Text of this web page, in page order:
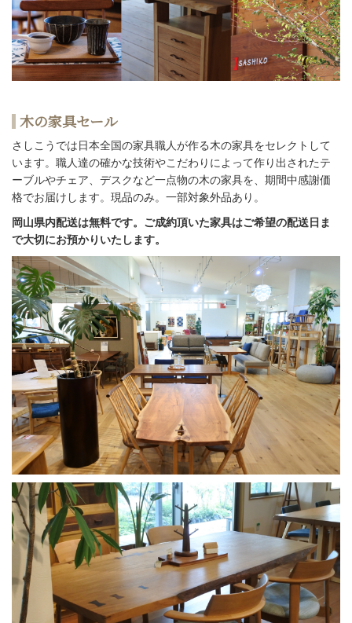
木の家具セール
さしこうでは日本全国の家具職人が作る木の家具をセレクトして
います。職人達の確かな技術やこだわりによって作り出されたテ
ーブルやチェア、デスクなど一点物の木の家具を、期間中感謝価
格でお届けします。現品のみ。一部対象外品あり。
岡山県内配送は無料です。ご成約頂いた家具はご希望の配送日ま
で大切にお預かりいたします。